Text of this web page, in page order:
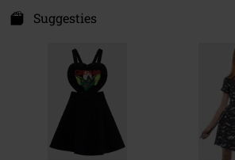
Kleur
Säntisstraße 89
12277 Berlin
eu@killstar.com
Suggesties